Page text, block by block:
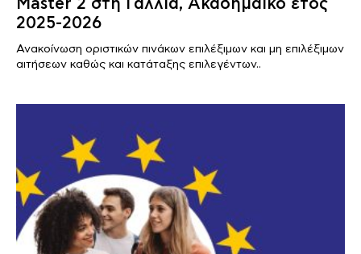
2025-2026
Ανακοίνωση οριστικών πινάκων επιλέξιμων και μη επιλέξιμων
αιτήσεων καθώς και κατάταξης επιλεγέντων..